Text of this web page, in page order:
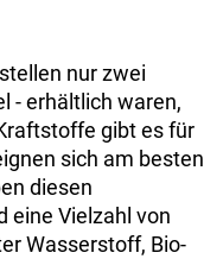
nur zwei
- erhältlich waren,
gibt es für
sich am besten
diesen
eine Vielzahl von
Wasserstoff, Bio-